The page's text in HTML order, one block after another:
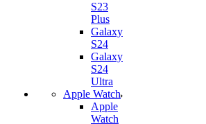
S23
Plus
Galaxy
S24
Galaxy
S24
Ultra
Apple Watch
Apple
Watch